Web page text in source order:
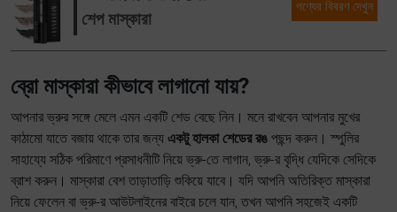
শেপ মাস্কারা
পণ্যের বিবরণ দেখুন
ব্রো মাস্কারা কীভাবে লাগানো যায়?
আপনার ভ্রুর সঙ্গে মেলে এমন একটি শেড বেছে নিন। মনে রাখবেন আপনার মুখের
কাঠামো যাতে বজায় থাকে তার জন্য একটু হালকা শেডের রঙ পছন্দ করুন। স্পুলির
সাহায্যে সঠিক পরিমাণে প্রসাধনীটি নিয়ে ভ্রু-তে লাগান, ভ্রু-র বৃদ্ধি যেদিকে সেদিকে
ব্রাশ করুন। মাস্কারা বেশ তাড়াতাড়ি শুকিয়ে যাবে। যদি আপনি অতিরিক্ত মাস্কারা
নিয়ে ফেলেন বা ভ্রু-র আউটলাইনের বাইরে চলে যান, তখন আপনি সহজেই একটি